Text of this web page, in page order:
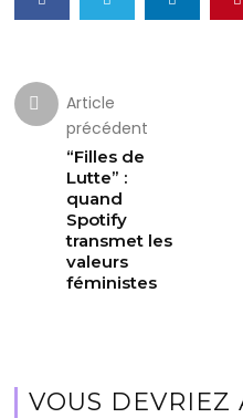
Article
précédent
“Filles de
Lutte” :
quand
Spotify
transmet les
valeurs
féministes
VOUS DEVRIEZ